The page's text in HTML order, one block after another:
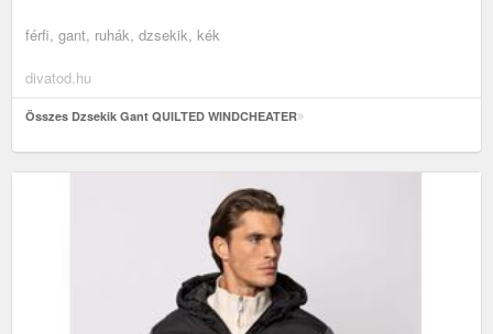
férfi, gant, ruhák, dzsekik, kék
divatod.hu
Összes Dzsekik Gant QUILTED WINDCHEATER